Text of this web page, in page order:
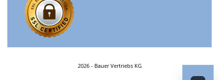
2026 - Bauer Vertriebs KG